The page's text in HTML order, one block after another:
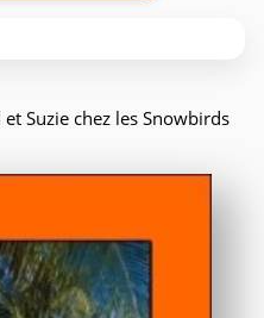
Suzie chez les Snowbirds